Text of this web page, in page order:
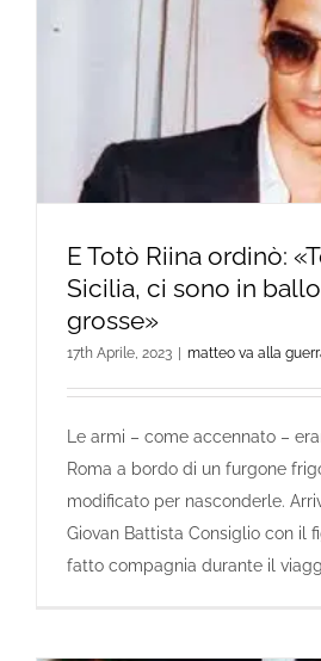
E Totò Riina ordinò:
Sicilia, ci sono in
grosse»
17th Aprile, 2023 matteo va alla
Le armi – come accennato –
Roma a bordo di un furgone
modificato per nasconderle.
Giovan Battista Consiglio con il
fatto compagnia durante il